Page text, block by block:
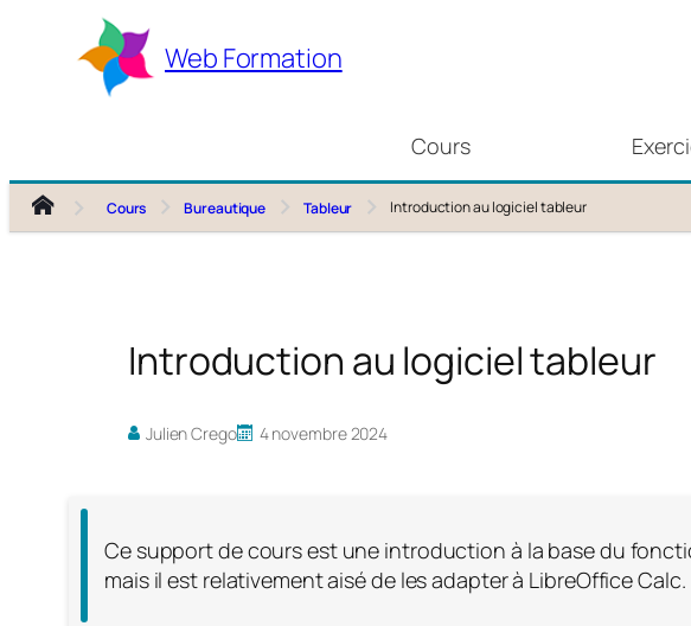
Web Formation
Cours
Cours Bureautique Tableur Introduction au logiciel tableur
Introduction au logiciel tableur
Julien Crego 4 novembre 2024
Ce support de cours est une introduction à la base du
mais il est relativement aisé de les adapter à LibreOffice Calc.